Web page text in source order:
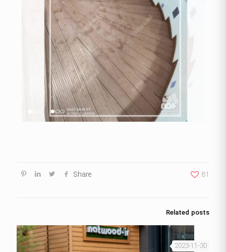
Share 81
Related posts
2023-11-30